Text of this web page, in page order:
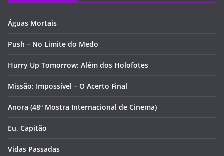
Águas Mortais
Push – No Limite do Medo
Hurry Up Tomorrow: Além dos Holofotes
Missão: Impossível – O Acerto Final
Anora (48ª Mostra Internacional de Cinema)
Eu, Capitão
Vidas Passadas